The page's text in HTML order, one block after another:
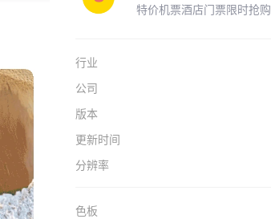
特价机票酒店门票限时抢购
行业
公司
版本
更新时间
分辨率
色板